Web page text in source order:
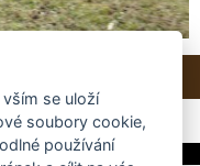
7(čas ve vteřinách)
se uloží
soubory cookie,
používání